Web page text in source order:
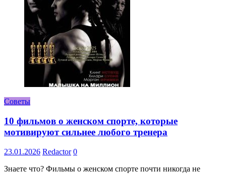
Советы
10 фильмов о женском спорте, которые
мотивируют сильнее любого тренера
23.01.2026 Redactor 0
Знаете что? Фильмы о женском спорте почти никогда не